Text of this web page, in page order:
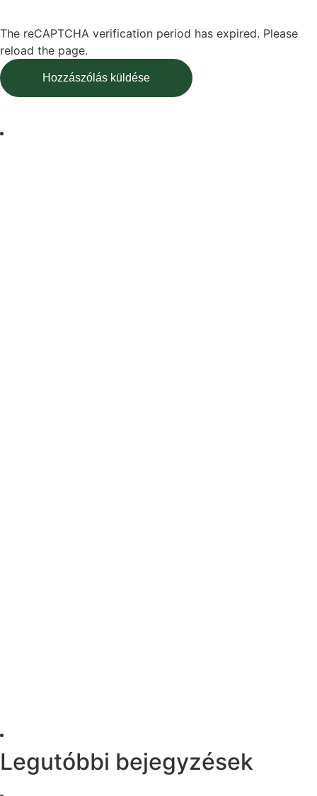
The reCAPTCHA verification period has expired. Please
reload the page.
Legutóbbi bejegyzések